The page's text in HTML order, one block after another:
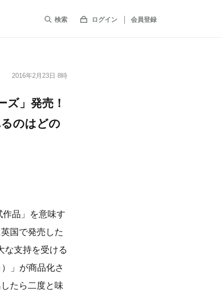
検索 ログイン 会員登録
2016年2月23日 8時
」発売！
のはどの
品」を意味す
国で発売した
な支持を受ける
」が商品化さ
たら二度と味